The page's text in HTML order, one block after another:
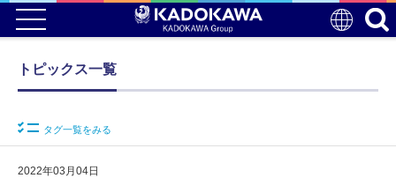
トピックス一覧
タグ一覧をみる
2022年03月04日